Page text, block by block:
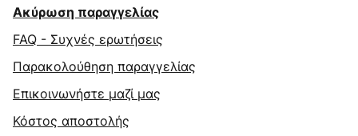
Ακύρωση παραγγελίας
FAQ - Συχνές ερωτήσεις
Παρακολούθηση παραγγελίας
Επικοινωνήστε μαζί μας
Κόστος αποστολής